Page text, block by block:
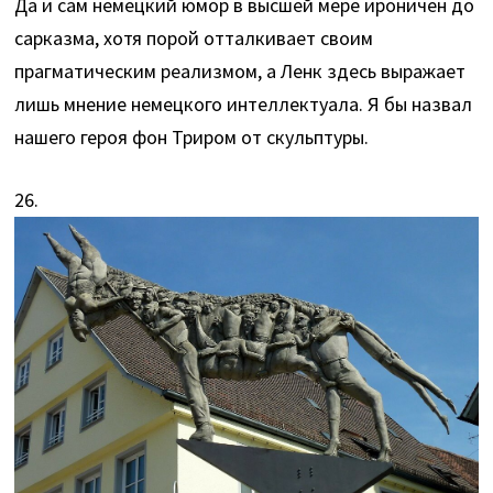
Да и сам немецкий юмор в высшей мере ироничен до
сарказма, хотя порой отталкивает своим
прагматическим реализмом, а Ленк здесь выражает
лишь мнение немецкого интеллектуала. Я бы назвал
нашего героя фон Триром от скульптуры.
26.